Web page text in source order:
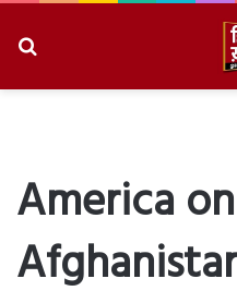
America on